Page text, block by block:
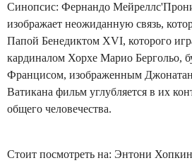
Синопсис: Фернандо
изображает неожиданную связь,
Папой Бенедиктом XVI, которого
кардиналом Хорхе Марио Бергольо,
Францисом, изображенным
Ватикана фильм углубляется в их
общего человечества.
Стоит посмотреть на: Энтони